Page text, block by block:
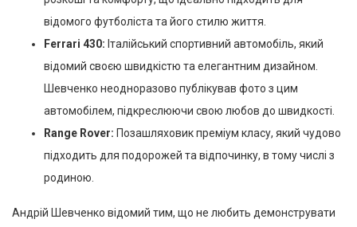
відомого футболіста та його стилю життя.
Ferrari 430: Італійський спортивний автомобіль, який
відомий своєю швидкістю та елегантним дизайном.
Шевченко неодноразово публікував фото з цим
автомобілем, підкреслюючи свою любов до швидкості.
Range Rover: Позашляховик преміум класу, який чудово
підходить для подорожей та відпочинку, в тому числі з
родиною.
Андрій Шевченко відомий тим, що не любить демонструвати